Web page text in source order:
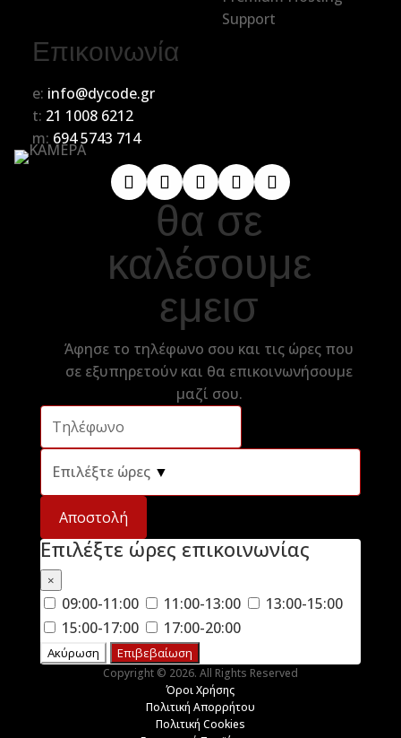
Support
Επικοινωνία
e: info@dycode.gr
t: 21 1008 6212
m: 694 5743 714
θα σε
καλέσουμε
εμεισ
Άφησε το τηλέφωνο σου και τις ώρες που
σε εξυπηρετούν και θα επικοινωνήσουμε
μαζί σου.
Επιλέξτε ώρες ▼
Αποστολή
Επιλέξτε ώρες επικοινωνίας
×
09:00-11:00 11:00-13:00
13:00-15:00
15:00-17:00
17:00-20:00
Ακύρωση Επιβεβαίωση
Copyright © 2026. All Rights Reserved
Όροι Χρήσης
Πολιτική Απορρήτου
Πολιτική Cookies